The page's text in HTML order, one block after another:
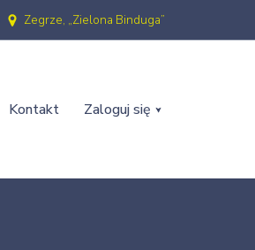
Zegrze, „Zielona Binduga”
Kontakt Zaloguj się